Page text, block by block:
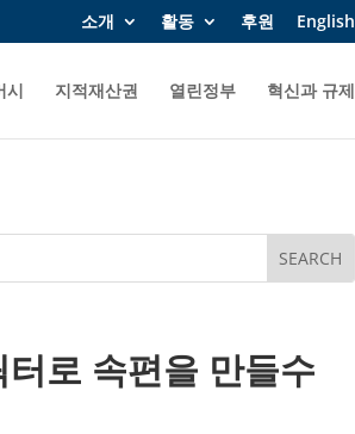
소개 활동 후원 English
시 지적재산권 열린정부 혁신과 규제
로 속편을 만들수